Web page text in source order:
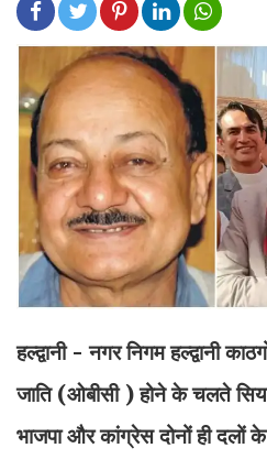
हल्द्वानी - नगर निगम हल्द्वानी
जाति (ओबीसी ) होने के चलते
भाजपा और कांग्रेस दोनों ही दलों